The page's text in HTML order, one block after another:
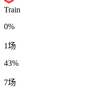
Train
0%
1场
43%
7场